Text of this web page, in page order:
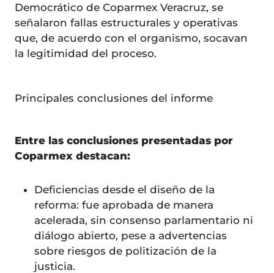
Democrático de Coparmex Veracruz, se
señalaron fallas estructurales y operativas
que, de acuerdo con el organismo, socavan
la legitimidad del proceso.
Principales conclusiones del informe
Entre las conclusiones presentadas por
Coparmex destacan:
Deficiencias desde el diseño de la
reforma: fue aprobada de manera
acelerada, sin consenso parlamentario ni
diálogo abierto, pese a advertencias
sobre riesgos de politización de la
justicia.